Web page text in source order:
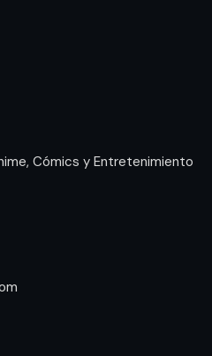
Cómics y Entretenimiento